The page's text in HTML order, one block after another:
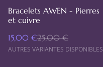
%
Bracelets AWEN - Pierres
et cuivre
15,00 €25,00 €
AUTRES VARIANTES DISPONIBLES